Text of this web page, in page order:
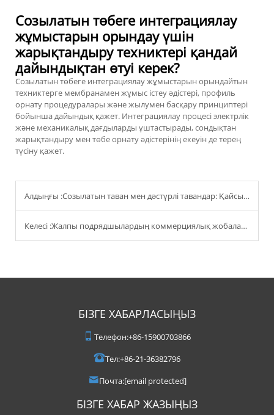
Созылатын төбеге интеграциялау
жұмыстарын орындау үшін
жарықтандыру техниктері қандай
дайындықтан өтуі керек?
Созылатын төбеге интеграциялау жұмыстарын орындайтын
техниктерге мембранамен жұмыс істеу әдістері, профиль
орнату процедуралары және жылумен басқару принциптері
бойынша дайындық қажет. Интеграциялау процесі электрлік
және механикалық дағдыларды ұштастырады, сондықтан
жарықтандыру мен төбе орнату әдістерінің екеуін де терең
түсіну қажет.
Алдыңғы :Созылатын таван мен дәстүрлі тавандар: Қайсысы заңгерлер үшін орнату уақытын қысқартады?
Келесі :Жалпы подрядшылардың коммерциялық жобалар үшін созылатын төбелерді таңдауының себебі
БІЗГЕ ХАБАРЛАСЫҢЫЗ
Телефон:+86-15900703866
Тел:+86-21-36382796
Почта:[email protected]
БІЗГЕ ХАБАР ЖАЗЫҢЫЗ